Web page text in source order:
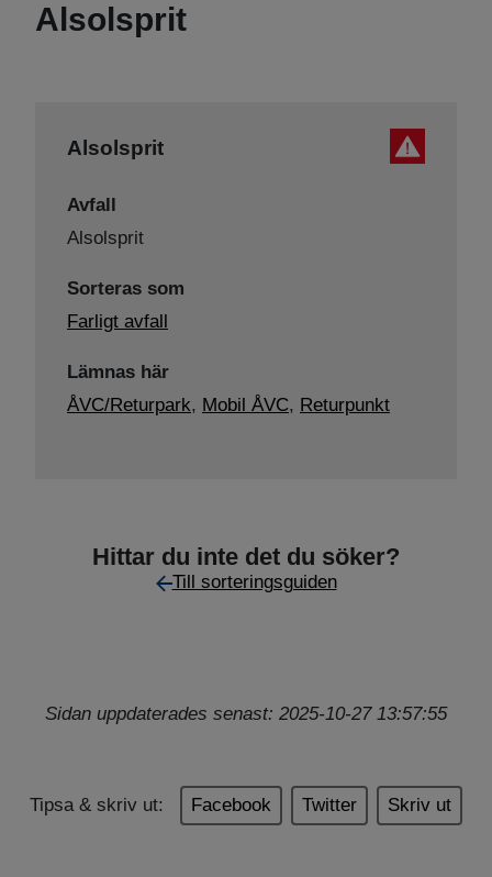
Alsolsprit
Alsolsprit
Avfall
Alsolsprit
Sorteras som
Farligt avfall
Lämnas här
ÅVC/Returpark, Mobil ÅVC, Returpunkt
Hittar du inte det du söker?
Till sorteringsguiden
Sidan uppdaterades senast: 2025-10-27 13:57:55
Tipsa & skriv ut: Facebook Twitter Skriv ut